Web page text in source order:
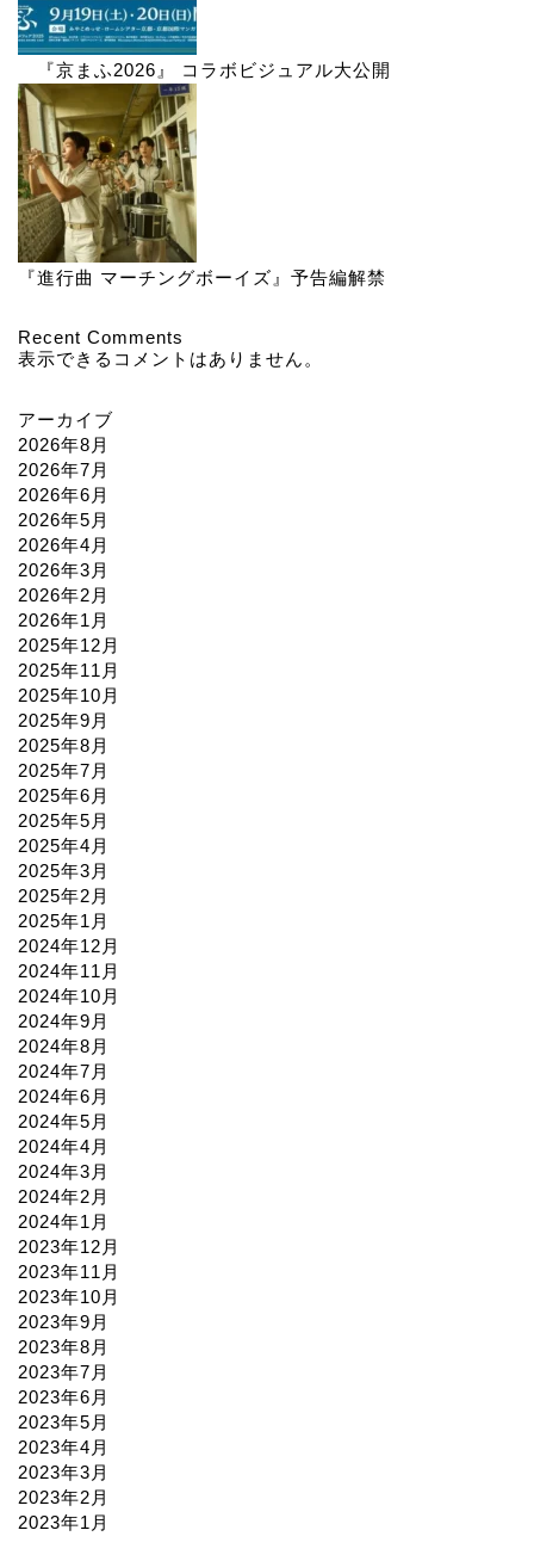
『京まふ2026』 コラボビジュアル大公開
『進行曲 マーチングボーイズ』予告編解禁
Recent Comments
表示できるコメントはありません。
アーカイブ
2026年8月
2026年7月
2026年6月
2026年5月
2026年4月
2026年3月
2026年2月
2026年1月
2025年12月
2025年11月
2025年10月
2025年9月
2025年8月
2025年7月
2025年6月
2025年5月
2025年4月
2025年3月
2025年2月
2025年1月
2024年12月
2024年11月
2024年10月
2024年9月
2024年8月
2024年7月
2024年6月
2024年5月
2024年4月
2024年3月
2024年2月
2024年1月
2023年12月
2023年11月
2023年10月
2023年9月
2023年8月
2023年7月
2023年6月
2023年5月
2023年4月
2023年3月
2023年2月
2023年1月